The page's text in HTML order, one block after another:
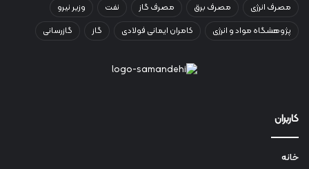
مصرف انرژی
مصرف برق مصرف گاز نفت
وزیر نیرو
پژوهشگاه مواد و انرژی
کامران ایمانی فولادی گاز گازرسانی
کاربران
خانه